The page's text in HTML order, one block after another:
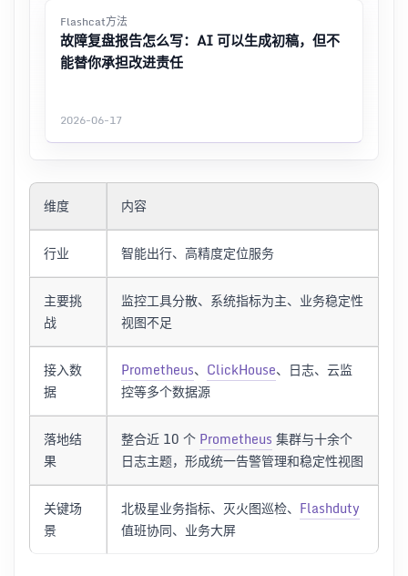
Flashcat方法
故障复盘报告怎么写：AI 可以生成初稿，但不
能替你承担改进责任
2026-06-17
维度 内容
行业 智能出行、高精度定位服务
主要挑
战
监控工具分散、系统指标为主、业务稳定性
视图不足
接入数
据
Prometheus、 ClickHouse、日志、云监
控等多个数据源
落地结
果
整合近 10 个 Prometheus 集群与十余个
日志主题，形成统一告警管理和稳定性视图
关键场
景
北极星业务指标、灭火图巡检、 Flashduty
值班协同、业务大屏